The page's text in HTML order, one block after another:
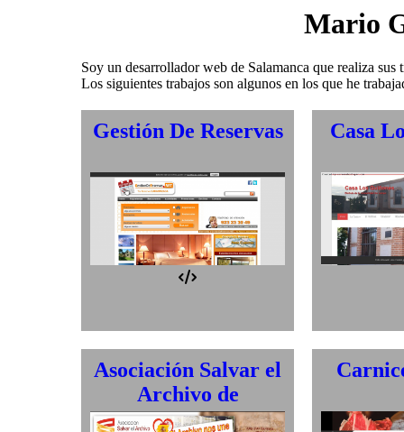
Mario
Soy un desarrollador web de Salamanca que realiza
Los siguientes trabajos son algunos en los que he
Gestión De Reservas
Desarrollo propio
Casa
Asociación Salvar el
Archivo de
Salamanca